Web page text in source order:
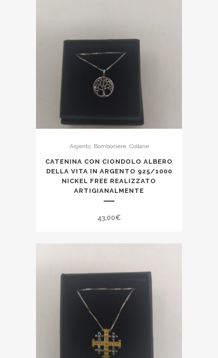
Argento, Bomboniere, Collane
CATENINA CON CIONDOLO ALBERO
DELLA VITA IN ARGENTO 925/1000
NICKEL FREE REALIZZATO
ARTIGIANALMENTE
43,00€